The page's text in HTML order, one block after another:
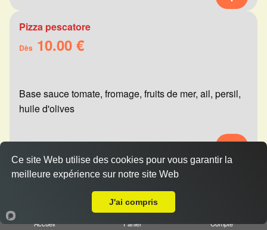
Pizza pescatore
Dès 10.00 €
Base sauce tomate, fromage, fruits de mer, ail, persil,
huile d'olives
Pizza mexicaine
Accueil Panier Compte
Ce site Web utilise des cookies pour vous garantir la
meilleure expérience sur notre site Web
J'ai compris